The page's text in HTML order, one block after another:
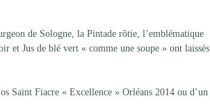
de Sologne, la Pintade rôtie, l’emblématique
et Jus de blé vert « comme une soupe » ont laissés
Saint Fiacre « Excellence » Orléans 2014 ou d’un